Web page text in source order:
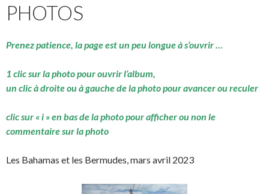
PHOTOS
Prenez patience, la page est un peu longue à s’ouvrir …
1 clic sur la photo pour ouvrir l’album,
un clic à droite ou à gauche de la photo pour avancer ou reculer
clic sur « i » en bas de la photo pour afficher ou non le
commentaire sur la photo
Les Bahamas et les Bermudes, mars avril 2023